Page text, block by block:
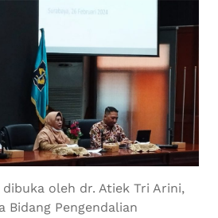
oleh dr. Atiek Tri Arini,
Bidang Pengendalian